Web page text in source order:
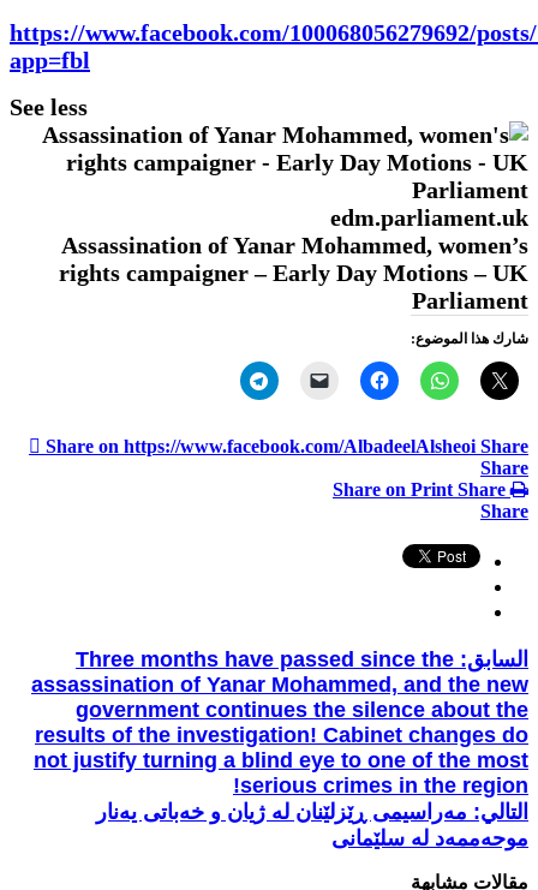
https://www.facebook.com/100068056279692/
app=fbl
See less
edm.parliament.uk
Assassination of Yanar Mohammed, women’s
rights campaigner – Early Day Motions – UK
Parliament
شارك هذا الموضوع:
Share on https://www.facebook.com/AlbadeelAlsheoi Share
Share
Share on Print Share
Share
السابق: Three months have passed since the
assassination of Yanar Mohammed, and the new
government continues the silence about the
results of the investigation! Cabinet changes do
not justify turning a blind eye to one of the most
serious crimes in the region!
التالي: مەراسیمی ڕێزلێنان لە ژیان و خەباتی یەنار
موحەممەد لە سلێمانی
مقالات مشابهة